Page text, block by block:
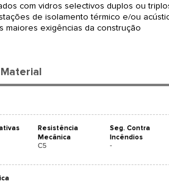
com vidros selectivos duplos ou
de isolamento térmico e/ou
maiores exigências da construção
Resistência
Mecânica
Seg. Contra
Incêndios
C5 -